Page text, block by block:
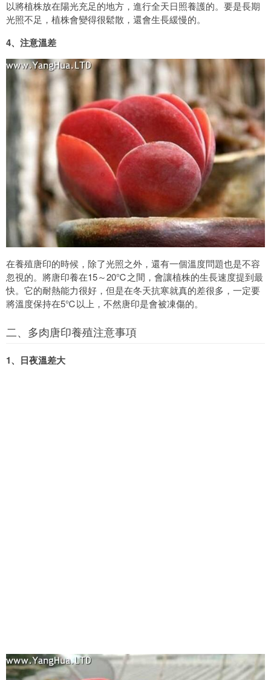
以將植株放在陽光充足的地方，進行全天日照養護的。要是長期
光照不足，植株會變得很鬆散，還會生長緩慢的。
4、注意溫差
在養殖唐印的時候，除了光照之外，還有一個溫度問題也是不容
忽視的。將唐印養在15～20℃之間，會讓植株的生長速度提到最
快。它的耐熱能力很好，但是在冬天抗寒就真的差很多，一定要
將溫度保持在5℃以上，不然唐印是會被凍傷的。
二、多肉唐印養殖注意事項
1、日夜溫差大